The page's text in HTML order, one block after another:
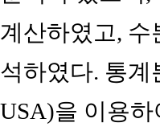
계산하였고,
석하였다. 통계
USA)을 이용하